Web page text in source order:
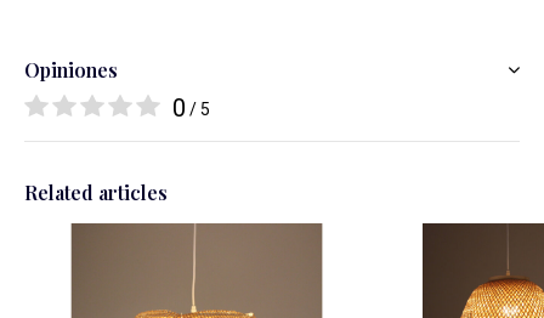
Opiniones
0 / 5
Related articles